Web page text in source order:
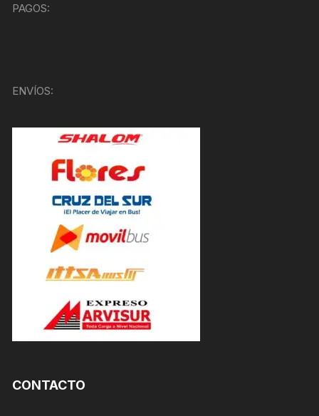
PAGOS:
ENVÍOS:
CONTACTO